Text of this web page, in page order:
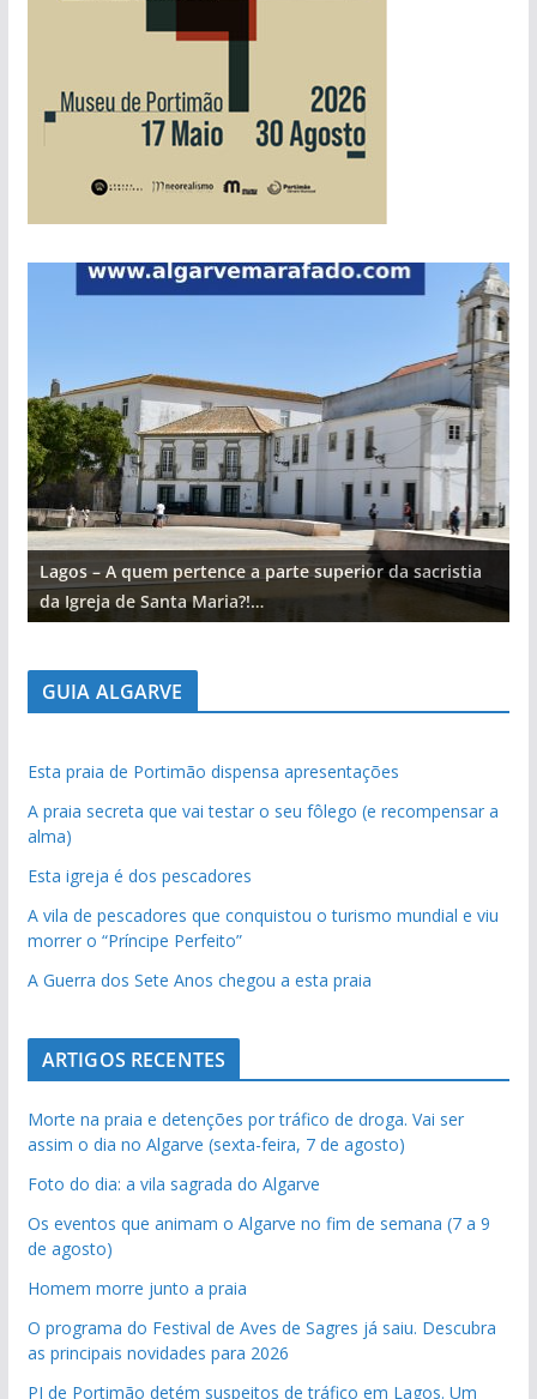
Lagos – A quem pertence a parte superior da sacristia
da Igreja de Santa Maria?!…
GUIA ALGARVE
Esta praia de Portimão dispensa apresentações
A praia secreta que vai testar o seu fôlego (e recompensar a
alma)
Esta igreja é dos pescadores
A vila de pescadores que conquistou o turismo mundial e viu
morrer o “Príncipe Perfeito”
A Guerra dos Sete Anos chegou a esta praia
ARTIGOS RECENTES
Morte na praia e detenções por tráfico de droga. Vai ser
assim o dia no Algarve (sexta-feira, 7 de agosto)
Foto do dia: a vila sagrada do Algarve
Os eventos que animam o Algarve no fim de semana (7 a 9
de agosto)
Homem morre junto a praia
O programa do Festival de Aves de Sagres já saiu. Descubra
as principais novidades para 2026
PJ de Portimão detém suspeitos de tráfico em Lagos. Um